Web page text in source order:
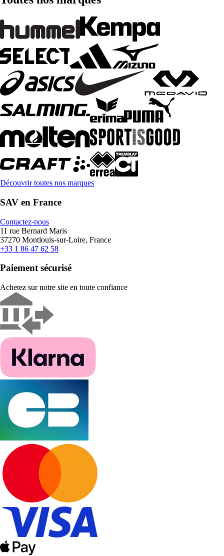
Découvrir toutes nos marques
SAV en France
Contactez-nous
11 rue Bernard Maris
37270 Montlouis-sur-Loire, France
+33 1 86 47 62 58
Paiement sécurisé
Achetez sur notre site en toute confiance